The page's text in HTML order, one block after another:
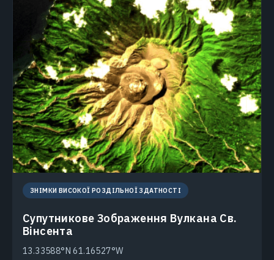
ЗНІМКИ ВИСОКОЇ РОЗДІЛЬНОЇ ЗДАТНОСТІ
Супутникове Зображення Вулкана Св.
Вінсента
13.33588°N 61.16527°W